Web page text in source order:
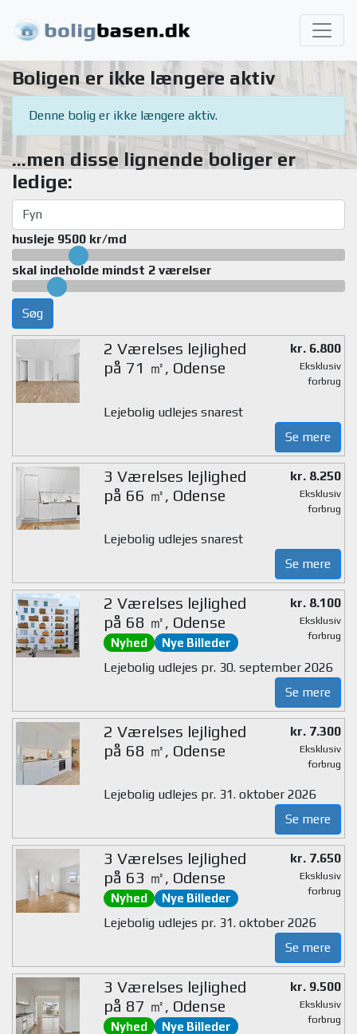
Boligen er ikke længere aktiv
Denne bolig er ikke længere aktiv.
...men disse lignende boliger er
ledige:
husleje 9500 kr/md
skal indeholde mindst 2 værelser
Søg
2 Værelses lejlighed
på 71 ㎡, Odense
kr. 6.800
Eksklusiv
forbrug
Lejebolig udlejes snarest
Se mere
3 Værelses lejlighed
på 66 ㎡, Odense
kr. 8.250
Eksklusiv
forbrug
Lejebolig udlejes snarest
Se mere
2 Værelses lejlighed
på 68 ㎡, Odense
Nyhed Nye Billeder
kr. 8.100
Eksklusiv
forbrug
Lejebolig udlejes pr. 30. september 2026
Se mere
2 Værelses lejlighed
på 68 ㎡, Odense
kr. 7.300
Eksklusiv
forbrug
Lejebolig udlejes pr. 31. oktober 2026
Se mere
3 Værelses lejlighed
på 63 ㎡, Odense
Nyhed Nye Billeder
kr. 7.650
Eksklusiv
forbrug
Lejebolig udlejes pr. 31. oktober 2026
Se mere
3 Værelses lejlighed
på 87 ㎡, Odense
Nyhed Nye Billeder
kr. 9.500
Eksklusiv
forbrug